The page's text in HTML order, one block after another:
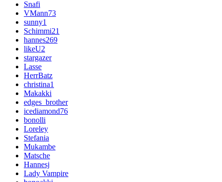
Snafi
VMann73
sunny1
Schimmi21
hannes269
likeU2
stargazer
Lasse
HerrBatz
christina1
Makakki
edges_brother
icediamond76
bonolli
Loreley
Stefania
Mukambe
Matsche
Hannesj
Lady Vampire